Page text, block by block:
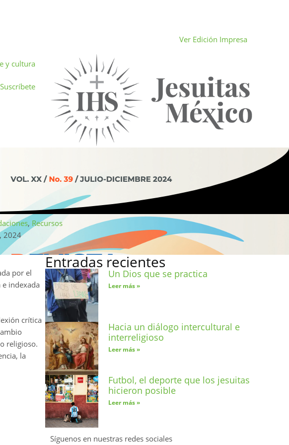
Ver Edición Impresa
y cultura
Suscríbete
, Recursos
2024
por el
indexada
crítica
religioso.
la
Entradas recientes
Un Dios que se practica
Leer más »
Hacia un diálogo intercultural e
interreligioso
Leer más »
Futbol, el deporte que los jesuitas
hicieron posible
Leer más »
Síguenos en nuestras redes sociales